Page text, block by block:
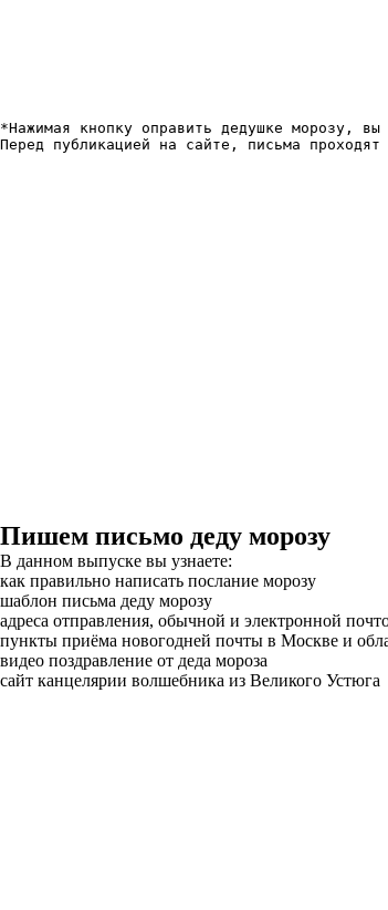
*Нажимая кнопку оправить дедушке морозу,
Перед публикацией на сайте, письма проходят
Пишем письмо деду морозу
В данном выпуске вы узнаете:
как правильно написать послание морозу
шаблон письма деду морозу
адреса отправления, обычной и электронной
пункты приёма новогодней почты в Москве и
видео поздравление от деда мороза
сайт канцелярии волшебника из Великого Устюга